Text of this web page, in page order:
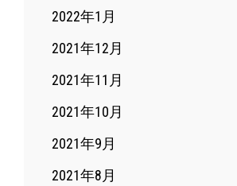
2022年1月
2021年12月
2021年11月
2021年10月
2021年9月
2021年8月